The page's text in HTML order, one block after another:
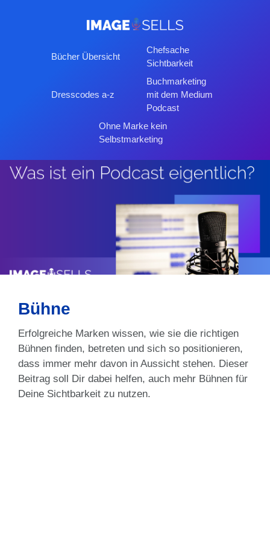
Bücher Übersicht
Chefsache
Sichtbarkeit
Dresscodes a-z
Buchmarketing
mit dem Medium
Podcast
Ohne Marke kein
Selbstmarketing
Bühne
Erfolgreiche Marken wissen, wie sie die richtigen
Bühnen finden, betreten und sich so positionieren,
dass immer mehr davon in Aussicht stehen. Dieser
Beitrag soll Dir dabei helfen, auch mehr Bühnen für
Deine Sichtbarkeit zu nutzen.